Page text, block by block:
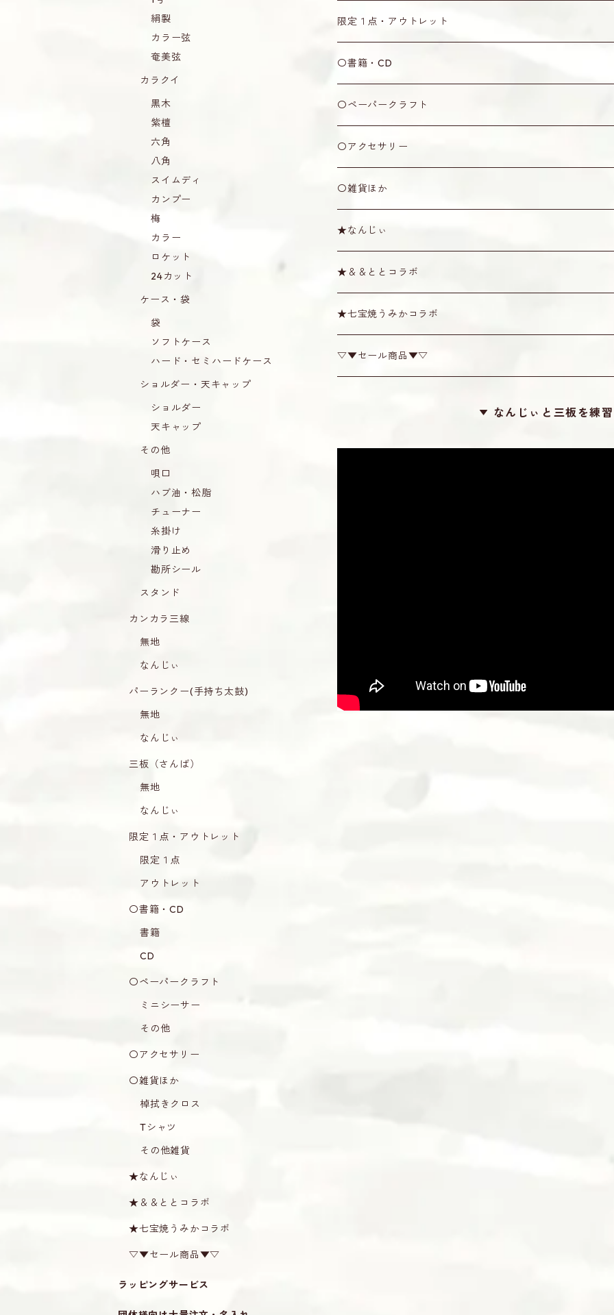
その他
ティーガ用紐
水牛角製
七宝焼製
ウマ
黒木製
竹製
弦
2号
1.5号
カラクイ
黒木
紫檀
梅
ケース・袋
袋
ソフトケース
ショルダー・天キャップ
ショルダー
天キャップ
その他
唄口
ハブ油・松脂
スタンド
なんじぃ
無地
なんじぃ
限定１点・アウトレット
限定１点
アウトレット
〇書籍・CD
書籍
CD
〇ペーパークラフト
ミニシーサー
その他
〇アクセサリー
〇雑貨ほか
棹拭きクロス
Tシャツ
その他雑貨
★なんじぃ
★＆＆ととコラボ
★七宝焼うみかコラボ
▽▼セール商品▼▽
なんじぃと三板を練
絹製
カラー弦
奄美弦
カラクイ
黒木
紫檀
六角
八角
スイムディ
カンプー
梅
カラー
ロケット
24カット
ケース・袋
袋
ソフトケース
ハード・セミハードケース
ショルダー・天キャップ
ショルダー
天キャップ
その他
唄口
ハブ油・松脂
チューナー
糸掛け
滑り止め
勘所シール
スタンド
カンカラ三線
無地
なんじぃ
パーランクー(手持ち太鼓)
無地
なんじぃ
三板（さんば）
無地
なんじぃ
限定１点・アウトレット
限定１点
アウトレット
〇書籍・CD
書籍
CD
〇ペーパークラフト
ミニシーサー
その他
〇アクセサリー
〇雑貨ほか
棹拭きクロス
Tシャツ
その他雑貨
★なんじぃ
★＆＆ととコラボ
★七宝焼うみかコラボ
▽▼セール商品▼▽
ラッピングサービス